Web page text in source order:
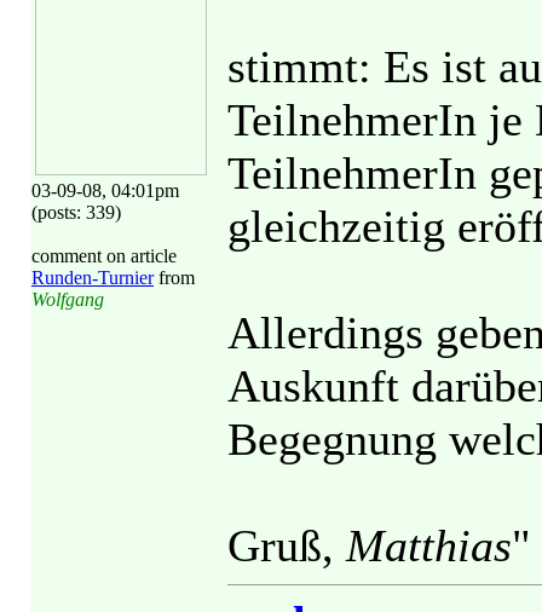
03-09-08, 04:01pm
(posts: 339)
comment on article
Runden-Turnierfrom
Wolfgang
stimmt: Es ist
TeilnehmerIn je
TeilnehmerIn
gleichzeitig
Allerdings
Auskunft
Begegnung
Gruß, Matthias"